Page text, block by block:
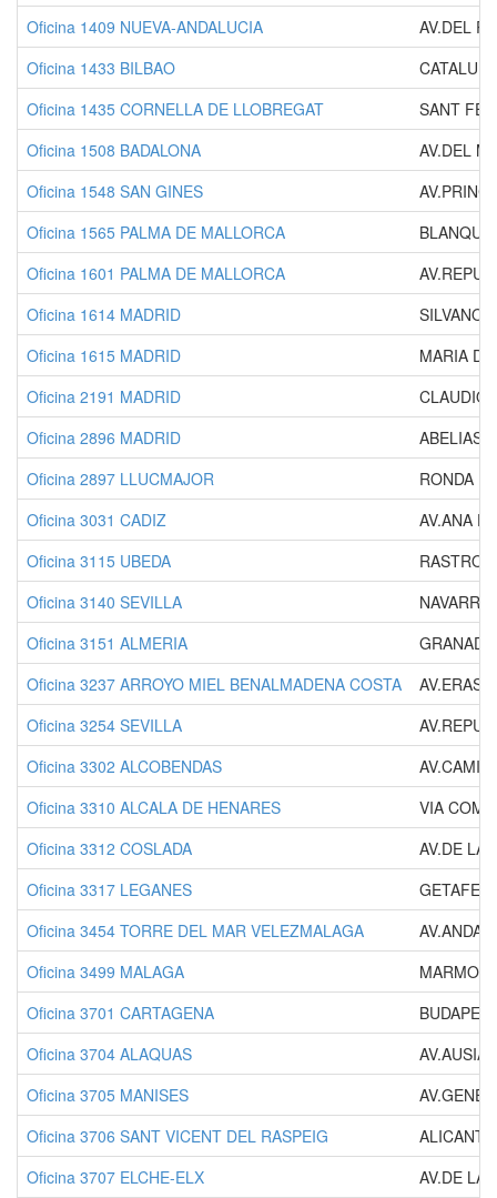
Oficina 1409 NUEVA-ANDALUCIA
AV.DEL
Oficina 1433 BILBAO
Oficina 1435 CORNELLA DE LLOBREGAT
SANT
Oficina 1508 BADALONA
AV.DEL
Oficina 1548 SAN GINES
Oficina 1565 PALMA DE MALLORCA
Oficina 1601 PALMA DE MALLORCA
Oficina 1614 MADRID
SILVANO,
Oficina 1615 MADRID
MARIA
Oficina 2191 MADRID
CLAUDIO
Oficina 2896 MADRID
ABELIAS,
Oficina 2897 LLUCMAJOR
RONDA
Oficina 3031 CADIZ
AV.ANA
Oficina 3115 UBEDA
RASTRO,
Oficina 3140 SEVILLA
Oficina 3151 ALMERIA
Oficina 3237 ARROYO MIEL BENALMADENA COSTA
Oficina 3254 SEVILLA
Oficina 3302 ALCOBENDAS
Oficina 3310 ALCALA DE HENARES
VIA
Oficina 3312 COSLADA
AV.DE LA
Oficina 3317 LEGANES
GETAFE,
Oficina 3454 TORRE DEL MAR VELEZMALAGA
Oficina 3499 MALAGA
Oficina 3701 CARTAGENA
Oficina 3704 ALAQUAS
Oficina 3705 MANISES
Oficina 3706 SANT VICENT DEL RASPEIG
Oficina 3707 ELCHE-ELX
AV.DE LA